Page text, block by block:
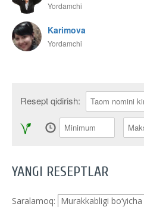
Yordamchi
Karimova
Yordamchi
Resept qidirish:
YANGI RESEPTLAR
Saralamoq: